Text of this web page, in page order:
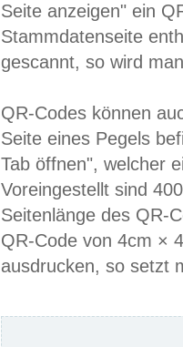
Seite anzeigen" ein
Stammdatenseite
gescannt, so wird
QR-Codes können
Seite eines Pegels
Tab öffnen", welcher
Voreingestellt sind
Seitenlänge des QR-
QR-Code von 4cm ×
ausdrucken, so setzt